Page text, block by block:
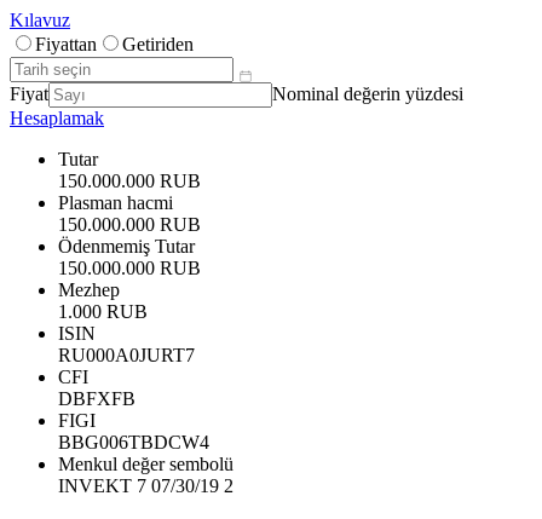
Kılavuz
Fiyattan
Getiriden
Fiyat
Nominal değerin yüzdesi
Hesaplamak
Tutar
150.000.000 RUB
Plasman hacmi
150.000.000 RUB
Ödenmemiş Tutar
150.000.000 RUB
Mezhep
1.000 RUB
ISIN
RU000A0JURT7
CFI
DBFXFB
FIGI
BBG006TBDCW4
Menkul değer sembolü
INVEKT 7 07/30/19 2